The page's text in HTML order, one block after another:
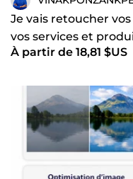
Je vais retoucher
vos services et
nets
À partir de 18,81 $US